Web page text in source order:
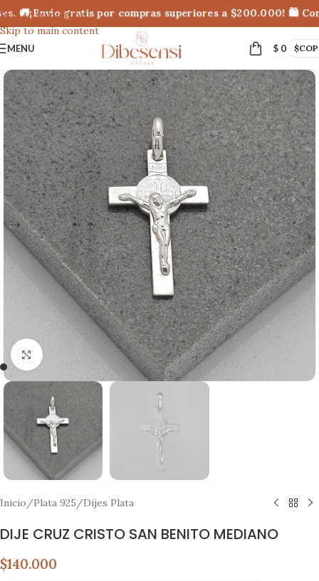
Skip to navigation
Skip to main content
🚚¡Envío gratis por compras superiores a $200.000! 🛍
MENU $0 $COP
Click to enlarge
Inicio/Plata 925/Dijes Plata
DIJE CRUZ CRISTO SAN BENITO MEDIANO
$140.000